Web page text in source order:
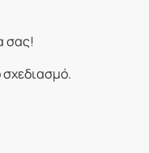
σας!
σχεδιασμό.